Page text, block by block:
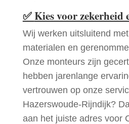
✅Kies voor zekerheid
Wij werken uitsluitend
materialen en
Onze monteurs zijn
hebben jarenlange
vertrouwen op onze
Hazerswoude-Rijndijk?
aan het juiste adres voor